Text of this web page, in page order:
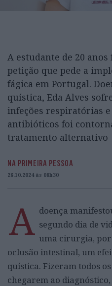
A estudante de 20
petição que pede a
fágica em Portugal.
quística, Eda Alves
infeções respiratórias
antibióticos foi
tratamento alternativo
NA PRIMEIRA PESSOA
26.10.2024 às 08h30
A doença
segundo dia de
uma cirurgia,
oclusão intestinal, um
quística. Fizeram todos
chegarem ao diagnóstico,